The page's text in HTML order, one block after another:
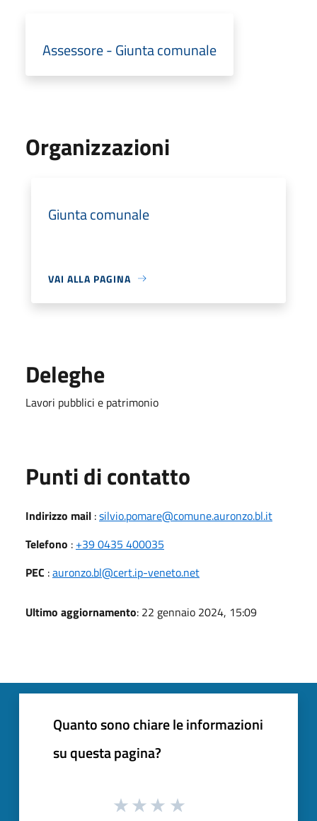
Assessore - Giunta comunale
Organizzazioni
Giunta comunale
VAI ALLA PAGINA
Deleghe
Lavori pubblici e patrimonio
Punti di contatto
Indirizzo mail :silvio.pomare@comune.auronzo.bl.it
Telefono : +39 0435 400035
PEC :auronzo.bl@cert.ip-veneto.net
Ultimo aggiornamento: 22 gennaio 2024, 15:09
Quanto sono chiare le informazioni
su questa pagina?